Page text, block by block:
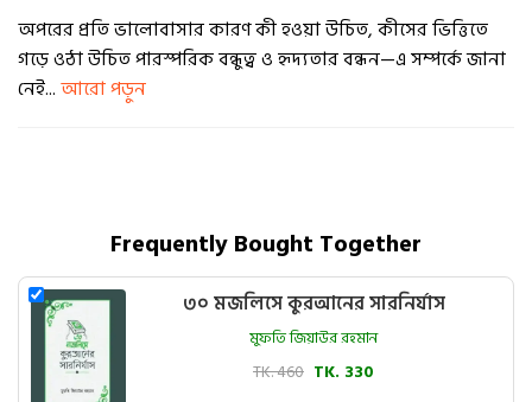
অপরের প্রতি ভালোবাসার কারণ কী হওয়া উচিত, কীসের ভিত্তিতে
গড়ে ওঠা উচিত পারস্পরিক বন্ধুত্ব ও হৃদ্যতার বন্ধন—এ সম্পর্কে জানা
নেই...আরো পড়ুন
Frequently Bought Together
৩০ মজলিসে কুরআনের সারনির্যাস
মুফতি জিয়াউর রহমান
TK. 460 TK. 330